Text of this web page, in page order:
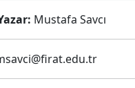
Mustafa Savcı